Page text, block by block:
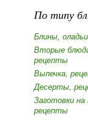
По типу
Блины, оладьи
Вторые
рецепты
Выпечка,
Десерты,
Заготовки на
рецепты